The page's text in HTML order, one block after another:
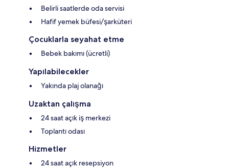
Belirli saatlerde oda servisi
Hafif yemek büfesi/şarküteri
Çocuklarla seyahat etme
Bebek bakımı (ücretli)
Yapılabilecekler
Yakında plaj olanağı
Uzaktan çalışma
24 saat açık iş merkezi
Toplantı odası
Hizmetler
24 saat açık resepsiyon